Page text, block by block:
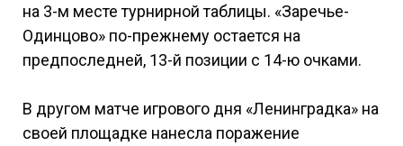
на 3-м месте турнирной таблицы. «Заречье-
Одинцово» по-прежнему остается на
предпоследней, 13-й позиции с 14-ю очками.
В другом матче игрового дня «Ленинградка» на
своей площадке нанесла поражение